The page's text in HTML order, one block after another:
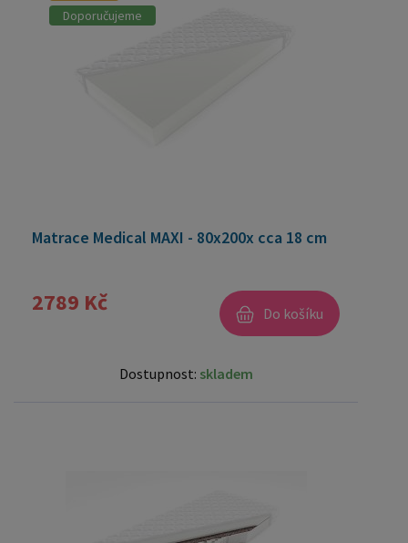
Doporučujeme
Matrace Medical MAXI - 80x200x cca 18 cm
2789 Kč Do košíku
Dostupnost: skladem